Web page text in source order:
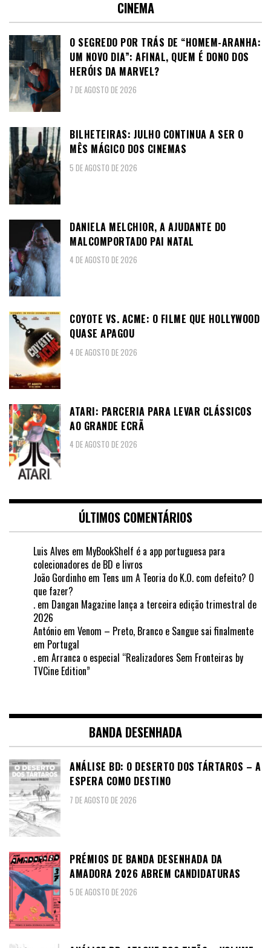
CINEMA
O SEGREDO POR TRÁS DE “HOMEM-ARANHA:
UM NOVO DIA”: AFINAL, QUEM É DONO DOS
HERÓIS DA MARVEL?
7 DE AGOSTO DE 2026
BILHETEIRAS: JULHO CONTINUA A SER O
MÊS MÁGICO DOS CINEMAS
5 DE AGOSTO DE 2026
DANIELA MELCHIOR, A AJUDANTE DO
MALCOMPORTADO PAI NATAL
4 DE AGOSTO DE 2026
COYOTE VS. ACME: O FILME QUE HOLLYWOOD
QUASE APAGOU
4 DE AGOSTO DE 2026
ATARI: PARCERIA PARA LEVAR CLÁSSICOS
AO GRANDE ECRÃ
4 DE AGOSTO DE 2026
ÚLTIMOS COMENTÁRIOS
Luis Alves em MyBookShelf é a app portuguesa para
colecionadores de BD e livros
João Gordinho em Tens um A Teoria do K.O. com defeito? O
que fazer?
. em Dangan Magazine lança a terceira edição trimestral de
2026
António em Venom – Preto, Branco e Sangue sai finalmente
em Portugal
. em Arranca o especial “Realizadores Sem Fronteiras by
TVCine Edition”
BANDA DESENHADA
ANÁLISE BD: O DESERTO DOS TÁRTAROS – A
ESPERA COMO DESTINO
7 DE AGOSTO DE 2026
PRÉMIOS DE BANDA DESENHADA DA
AMADORA 2026 ABREM CANDIDATURAS
5 DE AGOSTO DE 2026